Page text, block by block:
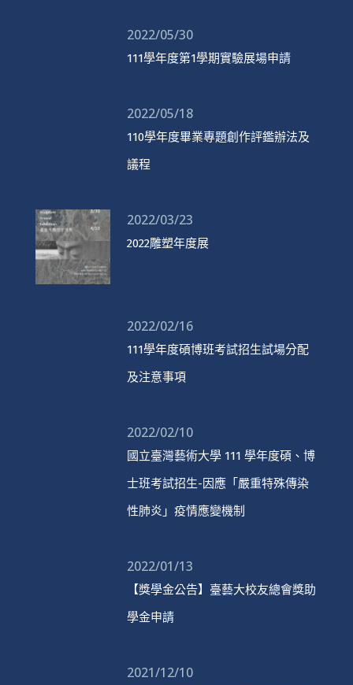
2022/05/30
111學年度第1學期實驗展場申請
2022/05/18
110學年度畢業專題創作評鑑辦法及
議程
2022/03/23
2022雕塑年度展
2022/02/16
111學年度碩博班考試招生試場分配
及注意事項
2022/02/10
國立臺灣藝術大學 111 學年度碩、博
士班考試招生-因應「嚴重特殊傳染
性肺炎」疫情應變機制
2022/01/13
【獎學金公告】臺藝大校友總會獎助
學金申請
2021/12/10